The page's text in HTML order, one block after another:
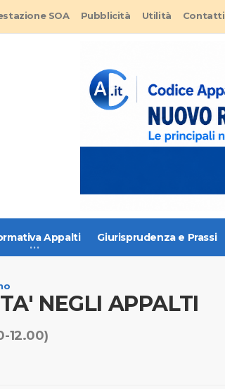
SOA Pubblicità Utilità Contatti
Appalti Giurisprudenza e Prassi
NEGLI APPALTI
12.00)